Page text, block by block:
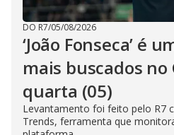
DO R7/05/08/2026
‘João Fonseca’ é
mais buscados no
quarta (05)
Levantamento foi feito pelo R7
Trends, ferramenta que